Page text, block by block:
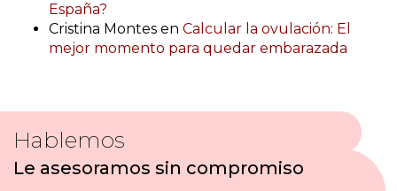
España?
Cristina Montes en Calcular la ovulación: El
mejor momento para quedar embarazada
Hablemos
Le asesoramos sin compromiso